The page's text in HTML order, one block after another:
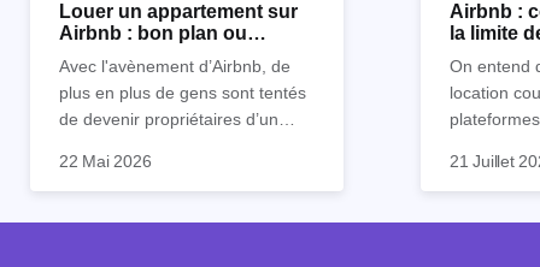
Louer un appartement sur
Airbnb : bon plan ou
Avec l'avènement d’Airbnb, de
plus en plus de gens sont tentés
de devenir propriétaires d’un
suite. On compte environ 25 000
sont des meublés touristiques à
22 Mai 2026
Airbnb :
la limite
On entend
location
idées
Je vais
entendu)
21 Juillet